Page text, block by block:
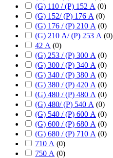
(G) 110 / (P) 152 А (0)
(G) 152/ (P) 176 А (0)
(G) 176 / (P) 210 А (0)
(G) 210 А/ (P) 253 А (0)
42 А (0)
(G) 253 / (P) 300 А (0)
(G) 300 / (P) 340 А (0)
(G) 340 / (P) 380 А (0)
(G) 380 / (P) 420 А (0)
(G) 480 / (P) 480 А (0)
(G) 480/ (P) 540 А (0)
(G) 540 / (P) 600 А (0)
(G) 600 / (P) 680 А (0)
(G) 680 / (P) 710 А (0)
710 А (0)
750 А (0)